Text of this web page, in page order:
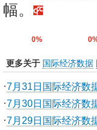
幅。
0%
更多关于 国际经济数据
·7月31日国际经济数
·7月30日国际经济数
·7月29日国际经济数